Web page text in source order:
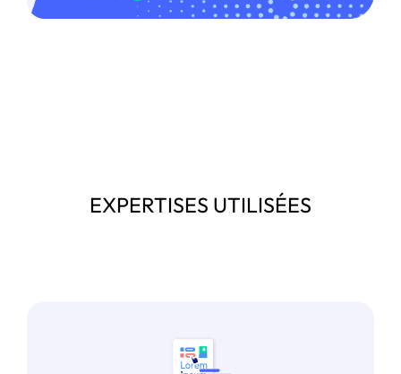
EXPERTISES UTILISÉES